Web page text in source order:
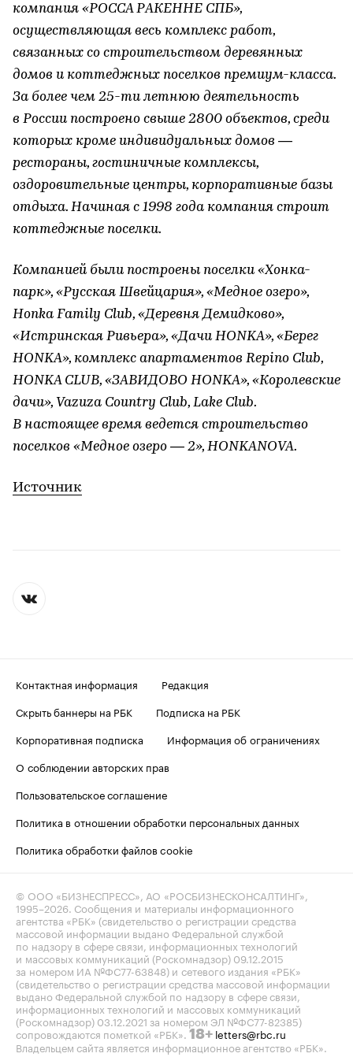
компания «РОССА РАКЕННЕ СПБ»,
осуществляющая весь комплекс работ,
связанных со строительством деревянных
домов и коттеджных поселков премиум-класса.
За более чем 25-ти летнюю деятельность
в России построено свыше 2800 объектов, среди
которых кроме индивидуальных домов —
рестораны, гостиничные комплексы,
оздоровительные центры, корпоративные базы
отдыха. Начиная с 1998 года компания строит
коттеджные поселки.
Компанией были построены поселки «Хонка-
парк», «Русская Швейцария», «Медное озеро»,
Honka Family Club, «Деревня Демидково»,
«Истринская Ривьера», «Дачи HONKA», «Берег
HONKA», комплекс апартаментов Repino Club,
HONKA CLUB, «ЗАВИДОВО HONKA», «Королевские
дачи», Vazuza Country Club, Lake Club.
В настоящее время ведется строительство
поселков «Медное озеро ― 2», HONKANOVA.
Источник
Контактная информация
Редакция
Скрыть баннеры на РБК
Подписка на РБК
Корпоративная подписка
Информация об ограничениях
О соблюдении авторских прав
Пользовательское соглашение
Политика в отношении обработки персональных данных
Политика обработки файлов cookie
© ООО «БИЗНЕСПРЕСС», АО «РОСБИЗНЕСКОНСАЛТИНГ»,
1995–2026 . Сообщения и материалы информационного
агентства «РБК» (свидетельство о регистрации средства
массовой информации выдано Федеральной службой
по надзору в сфере связи, информационных технологий
и массовых коммуникаций (Роскомнадзор) 09.12.2015
за номером ИА №ФС77-63848) и сетевого издания «РБК»
(свидетельство о регистрации средства массовой информации
выдано Федеральной службой по надзору в сфере связи,
информационных технологий и массовых коммуникаций
(Роскомнадзор) 03.12.2021 за номером ЭЛ №ФС77-82385)
сопровождаются пометкой «РБК». 18+ letters@rbc.ru
Владельцем сайта является информационное агентство «РБК».